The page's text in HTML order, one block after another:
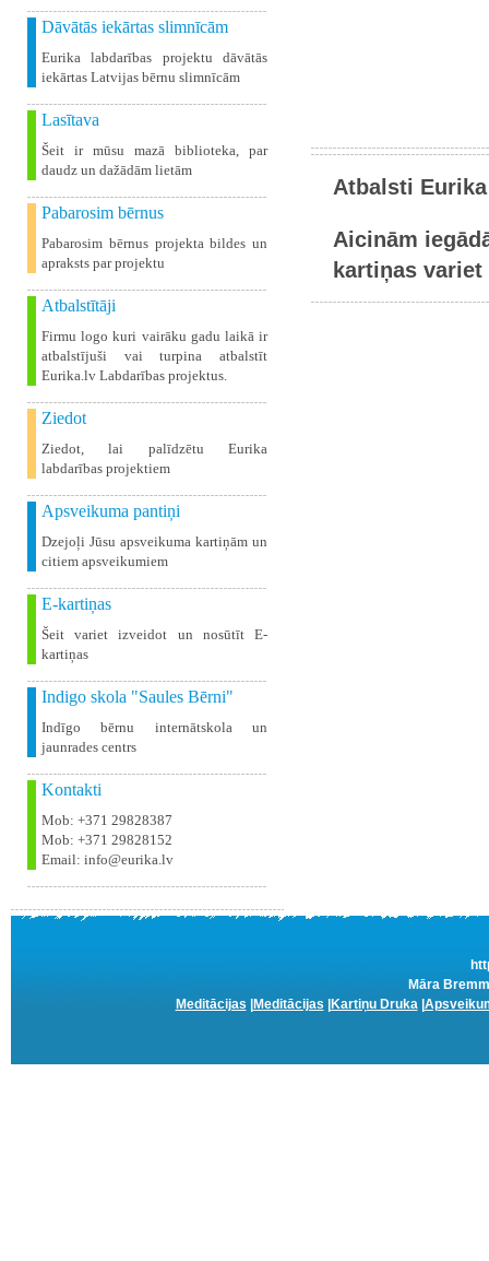
Dāvātās iekārtas slimnīcām
Eurika labdarības projektu dāvātās
iekārtas Latvijas bērnu slimnīcām
Lasītava
Šeit ir mūsu mazā biblioteka, par
daudz un dažādām lietām
Pabarosim bērnus
Pabarosim bērnus projekta bildes un
apraksts par projektu
Atbalstītāji
Firmu logo kuri vairāku gadu laikā ir
atbalstījuši vai turpina atbalstīt
Eurika.lv Labdarības projektus.
Ziedot
Ziedot, lai palīdzētu Eurika
labdarības projektiem
Apsveikuma pantiņi
Dzejoļi Jūsu apsveikuma kartiņām un
citiem apsveikumiem
E-kartiņas
Šeit variet izveidot un nosūtīt E-
kartiņas
Indigo skola "Saules Bērni"
Indīgo bērnu internātskola un
jaunrades centrs
Kontakti
Mob: +371 29828387
Mob: +371 29828152
Email: info@eurika.lv
Atbalsti
Aicinām
kartiņas variet
Māra
Meditācijas
Meditācijas Kartiņu Druka|